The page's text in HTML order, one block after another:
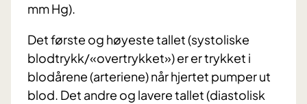
mm Hg).
Det første og høyeste tallet (systoliske
blodtrykk/«overtrykket») er er trykket i
blodårene (arteriene) når hjertet pumper ut
blod. Det andre og lavere tallet (diastolisk